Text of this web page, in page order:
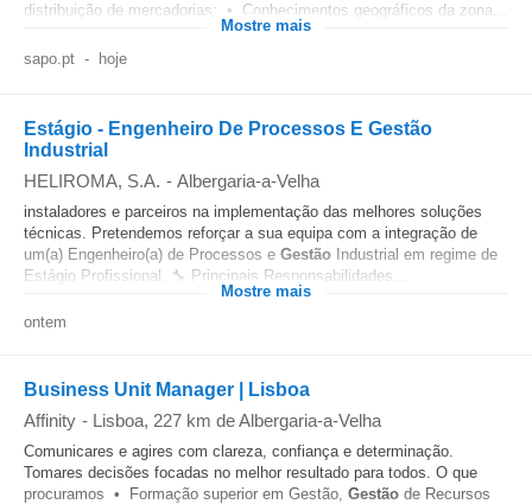
distribuição de mercadorias; • Conhecimentos geográficos da zona...
Mostre mais
sapo.pt - hoje
Estágio - Engenheiro De Processos E Gestão
Industrial
HELIROMA, S.A. - Albergaria-a-Velha
instaladores e parceiros na implementação das melhores soluções
técnicas. Pretendemos reforçar a sua equipa com a integração de
um(a) Engenheiro(a) de Processos e Gestão Industrial em regime de
Estágio Profissional. 🔧 Principais Responsabilidades...
Mostre mais
ontem
Business Unit Manager | Lisboa
Affinity - Lisboa, 227 km de Albergaria-a-Velha
Comunicares e agires com clareza, confiança e determinação.
Tomares decisões focadas no melhor resultado para todos. O que
procuramos • Formação superior em Gestão, Gestão de Recursos